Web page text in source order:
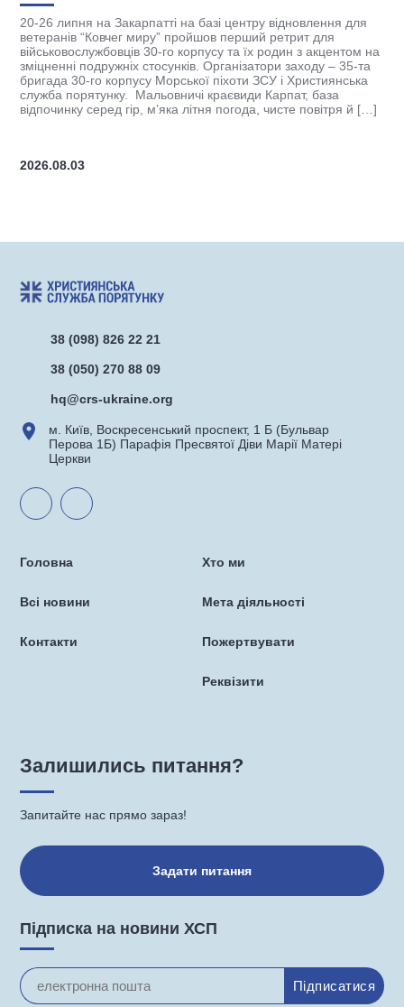
відновлення для
ретрит для
їх родин з акцентом на
заходу – 35-та
ЗСУ і Християнська
Карпат, база
чисте повітря й […]
гуманітарний університет (РДГУ) та
“ЛЮКС МУНДІ” підписали тристоронню
співробітництво. Партнерство
освітніх програм, підготовку фахівців із
супроводу та реалізацію проєктів,
ветеранів, військовослужбовців і їхніх
координатора ХСП Андрія Оленчика,
об’єднання ресурсів академічної
38 (098) 826 22 21
38 (050) 270 88 09
hq@crs-ukraine.org
м. Київ, Воскресенський проспект, 1 Б (Бульвар
Перова 1Б) Парафія Пресвятої Діви Марії Матері
Церкви
Головна
Всі новини
Контакти
Хто ми
Мета діяльності
Пожертвувати
Реквізити
Залишились питання?
Запитайте нас прямо зараз!
Задати питання
Підписка на новини ХСП